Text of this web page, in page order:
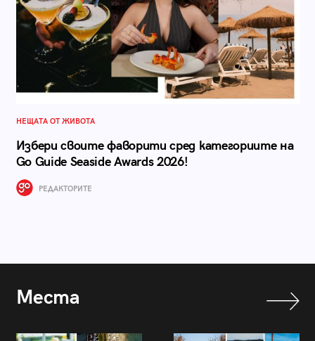
НЕЩАТА ОТ ЖИВОТА
Избери своите фаворити сред категориите на
Go Guide Seaside Awards 2026!
РЕДАКТОРИТЕ
Места